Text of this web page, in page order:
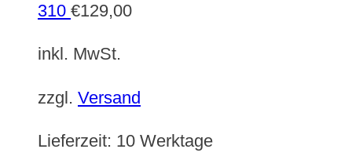
310 €129,00
inkl. MwSt.
zzgl. Versand
Lieferzeit: 10 Werktage